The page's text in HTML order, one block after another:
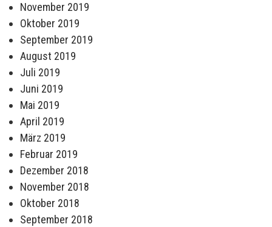
November 2019
Oktober 2019
September 2019
August 2019
Juli 2019
Juni 2019
Mai 2019
April 2019
März 2019
Februar 2019
Dezember 2018
November 2018
Oktober 2018
September 2018